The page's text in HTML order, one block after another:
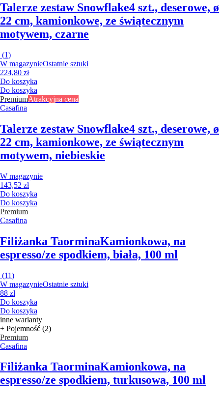
Talerze zestaw Snowflake4 szt., deserowe, ø
22 cm, kamionkowe, ze świątecznym
motywem, czarne
(1)
W magazynieOstatnie sztuki
224,80 zł
Do koszyka
Do koszyka
PremiumAtrakcyjna cena
Casafina
Talerze zestaw Snowflake4 szt., deserowe, ø
22 cm, kamionkowe, ze świątecznym
motywem, niebieskie
W magazynie
143,52 zł
Do koszyka
Do koszyka
Premium
Casafina
Filiżanka TaorminaKamionkowa, na
espresso/ze spodkiem, biała, 100 ml
(11)
W magazynieOstatnie sztuki
88 zł
Do koszyka
Do koszyka
inne warianty
+ Pojemność (2)
Premium
Casafina
Filiżanka TaorminaKamionkowa, na
espresso/ze spodkiem, turkusowa, 100 ml